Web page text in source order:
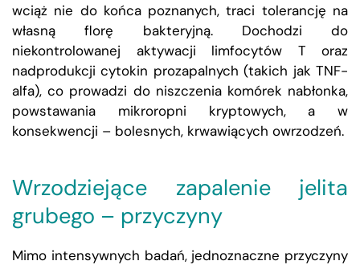
wciąż nie do końca poznanych, traci tolerancję na
własną florę bakteryjną. Dochodzi do
niekontrolowanej aktywacji limfocytów T oraz
nadprodukcji cytokin prozapalnych (takich jak TNF-
alfa), co prowadzi do niszczenia komórek nabłonka,
powstawania mikroropni kryptowych, a w
konsekwencji – bolesnych, krwawiących owrzodzeń.
Wrzodziejące zapalenie jelita
grubego – przyczyny
Mimo intensywnych badań, jednoznaczne przyczyny